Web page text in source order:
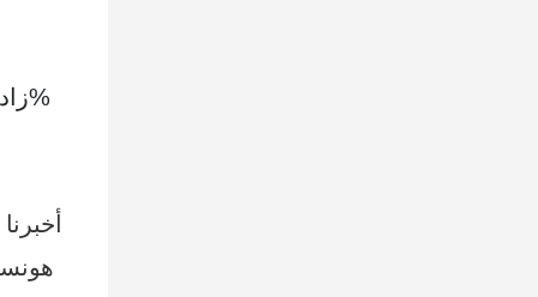
زادت سرعة الإنجاز بنسبة 47%